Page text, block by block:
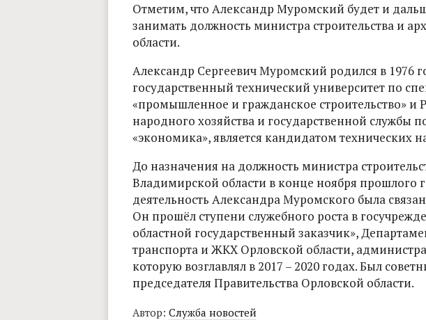
Отметим, что Александр Муромский будет и
занимать должность министра строительства и
области.
Александр Сергеевич Муромский родился в 1976
государственный технический университет по
«промышленное и гражданское строительство» и
народного хозяйства и государственной службы
«экономика», является кандидатом технических
До назначения на должность министра
Владимирской области в конце ноября прошлого
деятельность Александра Муромского была
Он прошёл ступени служебного роста в
областной государственный заказчик»,
транспорта и ЖКХ Орловской области,
которую возглавлял в 2017 – 2020 годах. Был
председателя Правительства Орловской области.
Автор: Служба новостей